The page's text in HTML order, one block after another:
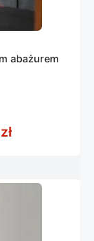
abażurem
złZakres cen: